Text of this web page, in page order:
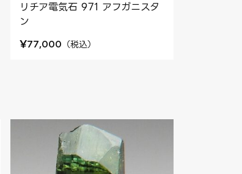
リチア電気石 971 アフガニスタ
ン
¥77,000 （税込）